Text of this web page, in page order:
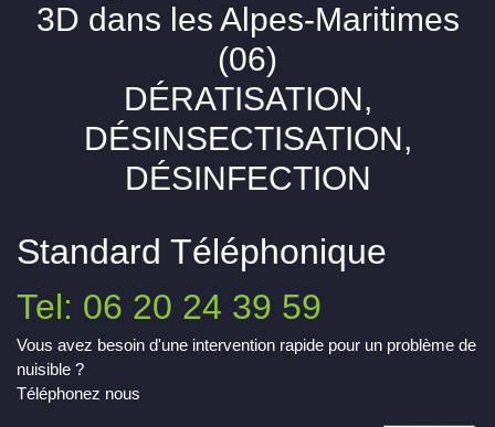
3D dans les Alpes-Maritimes
(06)
DÉRATISATION,
DÉSINSECTISATION,
DÉSINFECTION
Standard Téléphonique
Tel: 06 20 24 39 59
Vous avez besoin d'une intervention rapide pour un problème de
nuisible ?
Téléphonez nous